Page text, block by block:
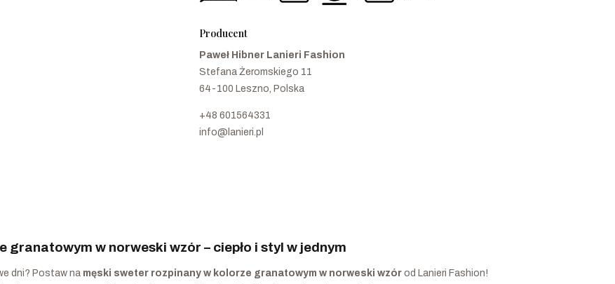
Producent
Paweł Hibner Lanieri Fashion
Stefana Żeromskiego 11
64-100 Leszno, Polska
+48 601564331
info@lanieri.pl
granatowym w norweski wzór – ciepło i styl w jednym
dni? Postaw na męski sweter rozpinany w kolorze granatowym w norweski wzór od Lanieri Fashion!